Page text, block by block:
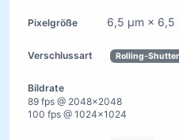
6,5 µm × 6,5
Rolling-
89 fps @ 2048×2048
100 fps @ 1024×1024